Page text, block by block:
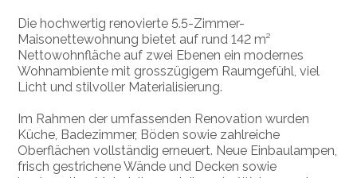
Die hochwertig renovierte 5.5-Zimmer-
Maisonettewohnung bietet auf rund 142 m²
Nettowohnfläche auf zwei Ebenen ein modernes
Wohnambiente mit grosszügigem Raumgefühl, viel
Licht und stilvoller Materialisierung.
Im Rahmen der umfassenden Renovation wurden
Küche, Badezimmer, Böden sowie zahlreiche
Oberflächen vollständig erneuert. Neue Einbaulampen,
frisch gestrichene Wände und Decken sowie